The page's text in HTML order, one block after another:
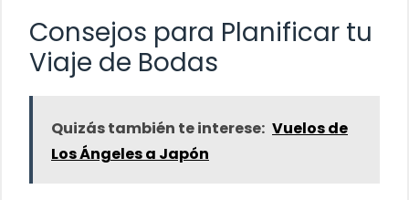
Consejos para Planificar tu
Viaje de Bodas
Quizás también te interese: Vuelos de
Los Ángeles a Japón